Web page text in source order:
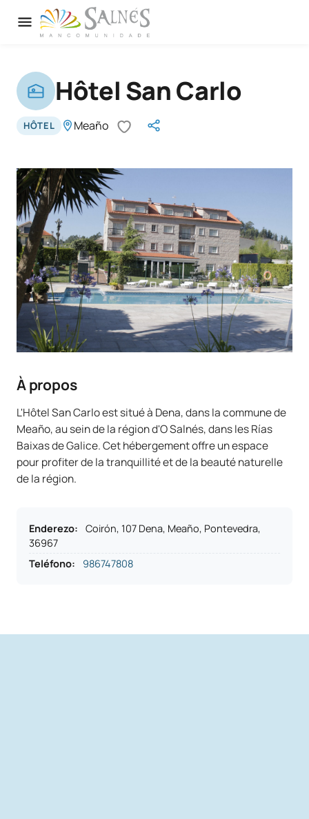
Hôtel San Carlo
HÔTEL Meaño
À propos
L'Hôtel San Carlo est situé à Dena, dans la commune de
Meaño, au sein de la région d'O Salnés, dans les Rías
Baixas de Galice. Cet hébergement offre un espace
pour profiter de la tranquillité et de la beauté naturelle
de la région.
Enderezo:
Coirón, 107 Dena, Meaño, Pontevedra,
36967
Teléfono: 986747808